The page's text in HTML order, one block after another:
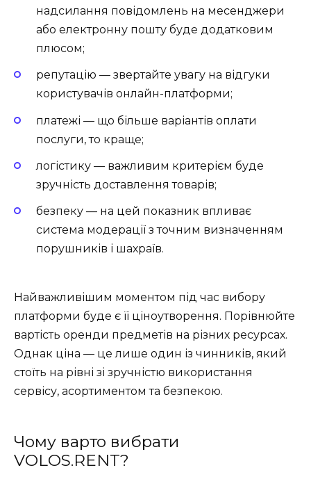
надсилання повідомлень на месенджери
або електронну пошту буде додатковим
плюсом;
репутацію — звертайте увагу на відгуки
користувачів онлайн-платформи;
платежі — що більше варіантів оплати
послуги, то краще;
логістику — важливим критерієм буде
зручність доставлення товарів;
безпеку — на цей показник впливає
система модерації з точним визначенням
порушників і шахраїв.
Найважливішим моментом під час вибору
платформи буде є її ціноутворення. Порівнюйте
вартість оренди предметів на різних ресурсах.
Однак ціна — це лише один із чинників, який
стоїть на рівні зі зручністю використання
сервісу, асортиментом та безпекою.
Чому варто вибрати
VOLOS.RENT?